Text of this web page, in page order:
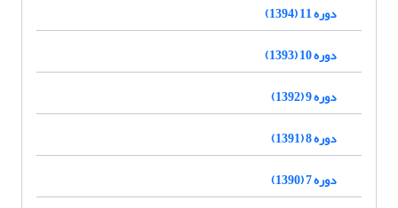
دوره 11 (1394)
دوره 10 (1393)
دوره 9 (1392)
دوره 8 (1391)
دوره 7 (1390)